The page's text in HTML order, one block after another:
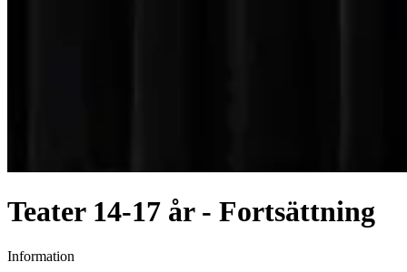
Teater 14-17 år - Fortsättning
Information